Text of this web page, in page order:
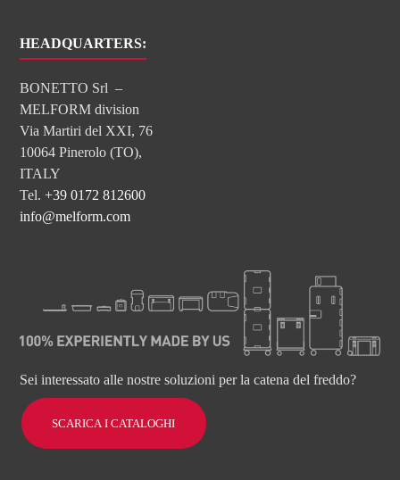
HEADQUARTERS:
BONETTO Srl –
MELFORM division
Via Martiri del XXI, 76
10064 Pinerolo (TO),
ITALY
Tel.+39 0172 812600
info@melform.com
Sei interessato alle nostre soluzioni per la catena del freddo?
SCARICA I CATALOGHI